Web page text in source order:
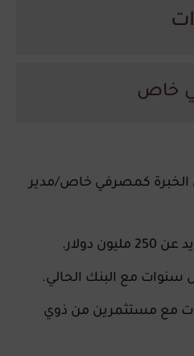
من الخبرة كمصرفي خاص/مدير
دولار.
مع البنك الحالي.
مع مستثمرين من ذوي